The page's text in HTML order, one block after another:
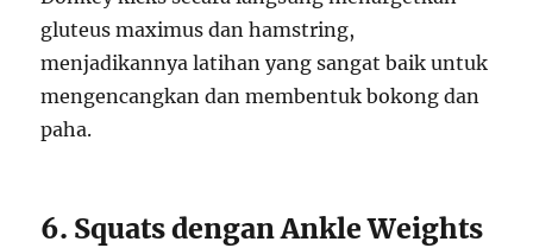
gluteus maximus dan hamstring,
menjadikannya latihan yang sangat baik untuk
mengencangkan dan membentuk bokong dan
paha.
6. Squats dengan Ankle Weights